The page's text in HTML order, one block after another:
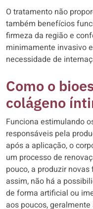
O tratamento não
também benefícios
firmeza da região e
minimamente invasivo
necessidade de
Como o
colágeno
Funciona estimulando
responsáveis pela
após a aplicação, o
um processo de
pouco, a produzir
assim, não há a
de forma artificial ou
aos poucos,